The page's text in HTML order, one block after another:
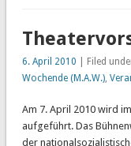
6. April 2010 | Filed
Wochende (M.A.W.),
Am 7. April 2010 wird
aufgeführt. Das
der